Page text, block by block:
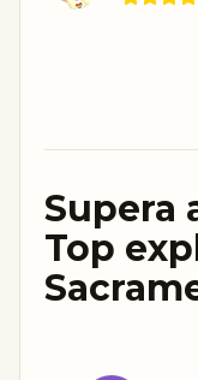
Supera
Top